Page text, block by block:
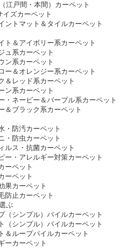
江戸間・本間）カーペット
イズカーペット
ントマット＆タイルカーペット
ト＆アイボリー系カーペット
ュ系カーペット
ン系カーペット
ー＆オレンジー系カーペット
＆レッド系カーペット
ン系カーペット
・ネービー＆パープル系カーペット
＆ブラック系カーペット
・防汚カーペット
・防虫カーペット
ルス・抗菌カーペット
ー・アレルギー対策カーペット
ーペット
ーペット
果カーペット
防止カーペット
ぶ
（シンプル）パイルカーペット
（シンプル）パイルカーペット
＆ループパイルカーペット
ーカーペット